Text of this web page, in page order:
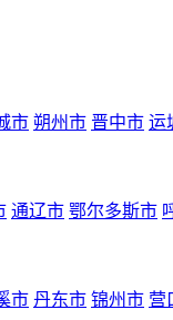
市 朔州市 晋中市 运
通辽市 鄂尔多斯市
市 丹东市 锦州市 营